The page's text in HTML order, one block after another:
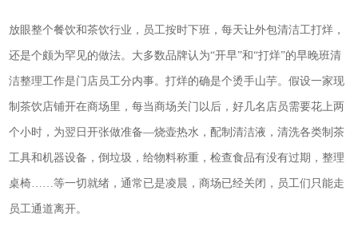
放眼整个餐饮和茶饮行业，员工按时下班，每天让外包清洁工打烊，
还是个颇为罕见的做法。大多数品牌认为“开早”和“打烊”的早晚班清
洁整理工作是门店员工分内事。打烊的确是个烫手山芋。假设一家现
制茶饮店铺开在商场里，每当商场关门以后，好几名店员需要花上两
个小时，为翌日开张做准备—烧壶热水，配制清洁液，清洗各类制茶
工具和机器设备，倒垃圾，给物料称重，检查食品有没有过期，整理
桌椅……等一切就绪，通常已是凌晨，商场已经关闭，员工们只能走
员工通道离开。